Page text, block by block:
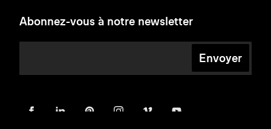
Abonnez-vous à notre newsletter
Envoyer